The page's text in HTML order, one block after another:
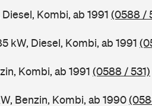
Kombi, ab 1991 (0588 /
kW, Diesel, Kombi, ab 1991
Kombi, ab 1991 (0588 / 531)
Benzin, Kombi, ab 1990